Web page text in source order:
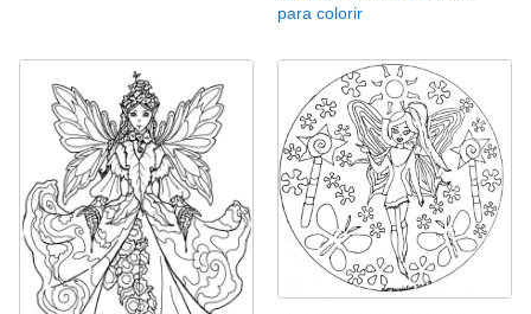
para colorir